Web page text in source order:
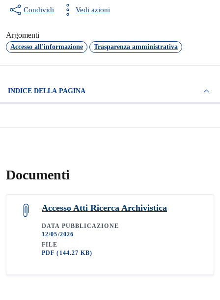
Condividi Vedi azioni
Argomenti
Accesso all'informazione Trasparenza amministrativa
INDICE DELLA PAGINA
Documenti
Accesso Atti Ricerca Archivistica
DATA PUBBLICAZIONE
12/05/2026
FILE
PDF(144.27 KB)